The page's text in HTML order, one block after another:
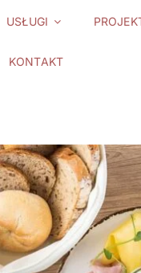
USŁUGI
KONTAKT